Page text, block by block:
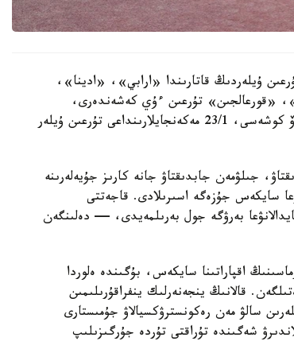
ۇيلەردىڭ قاتارىندا «ارابي»، «ادينا»،
«قورعالجىن» تۇرعىن ءۇي كەشەندەرى،
سونداي-اق ە-496 كوشەسىندەگى 10, 10/1, 10/3 جانە وماروۆ كوشەسى، 23/1 مەكەنجايلارىنداعى تۇرعىن ۇيلەر
جىلۋمەن جابدىقتاۋ جانە كارىز جۇيەلەرىنە
سايكەس جۇزەگە اسىرىلادى. قاجەتتى
بەرۋگە جول بەرىلمەيدى، — دەلىنگەن
اقپاراتىنا سايكەس، بۇگىندە ەلوردا
100 پايىز قامتاماسىز ەتىلگەن. قالانىڭ ينجەنەرلىك ينفراقۇرىلىمىن
سالۋ مەن رەكونسترۋكسيالاۋ جۇمىستارى
شەگىندە تۇراقتى تۇردە جۇرگىزىلىپ